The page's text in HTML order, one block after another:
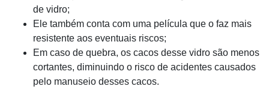
de vidro;
Ele também conta com uma película que o faz mais
resistente aos eventuais riscos;
Em caso de quebra, os cacos desse vidro são menos
cortantes, diminuindo o risco de acidentes causados
pelo manuseio desses cacos.